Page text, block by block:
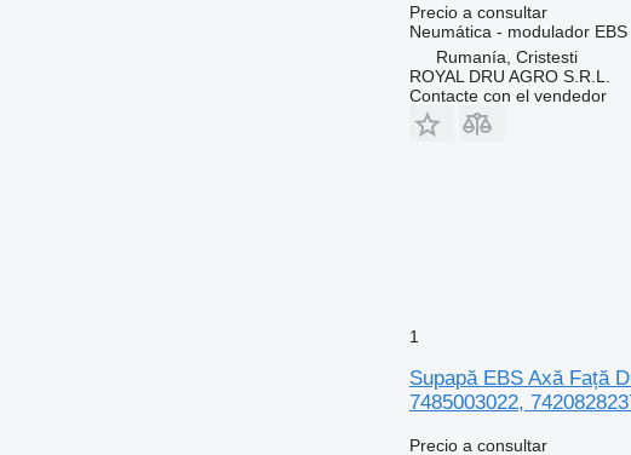
Precio a consultar
Neumática - modulador EBS
Rumanía, Cristesti
ROYAL DRU AGRO S.R.L.
Contacte con el vendedor
1
Supapă EBS Axă Față
7485003022,
Precio a consultar